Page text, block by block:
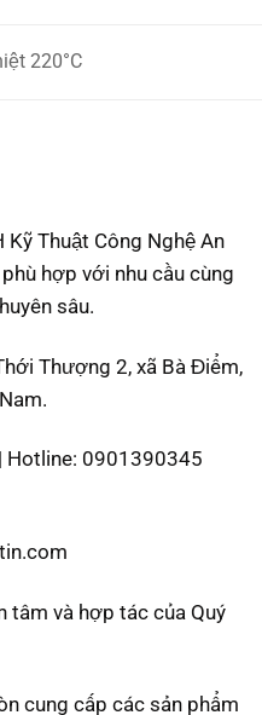
220°C
Kỹ Thuật Công Nghệ An
hợp với nhu cầu cùng
sâu.
Thượng 2, xã Bà Điểm,
Hotline: 0901390345
tâm và hợp tác của Quý
cung cấp các sản phẩm